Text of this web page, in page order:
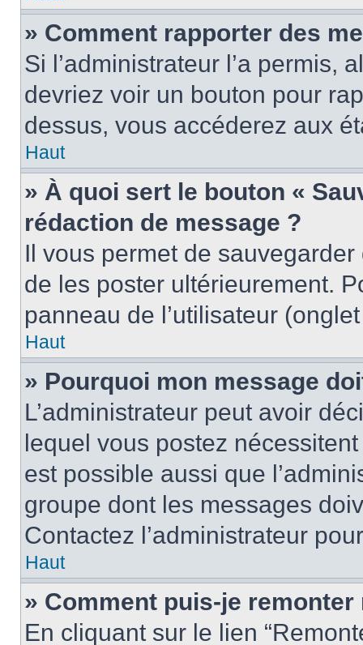
» Comment rapporter des
Si l’administrateur l’a permis,
devriez voir un bouton pour
dessus, vous accéderez aux
Haut
» À quoi sert le bouton «
rédaction de message ?
Il vous permet de
de les poster ultérieurement.
panneau de l’utilisateur
Haut
» Pourquoi mon message
L’administrateur peut avoir
lequel vous postez
est possible aussi que
groupe dont les messages
Contactez l’administrateur
Haut
» Comment puis-je
En cliquant sur le lien